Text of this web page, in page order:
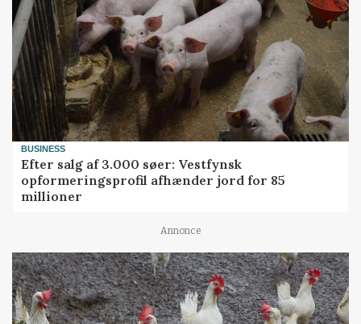
BUSINESS
Efter salg af 3.000 søer: Vestfynsk
opformeringsprofil afhænder jord for 85
millioner
Annonce